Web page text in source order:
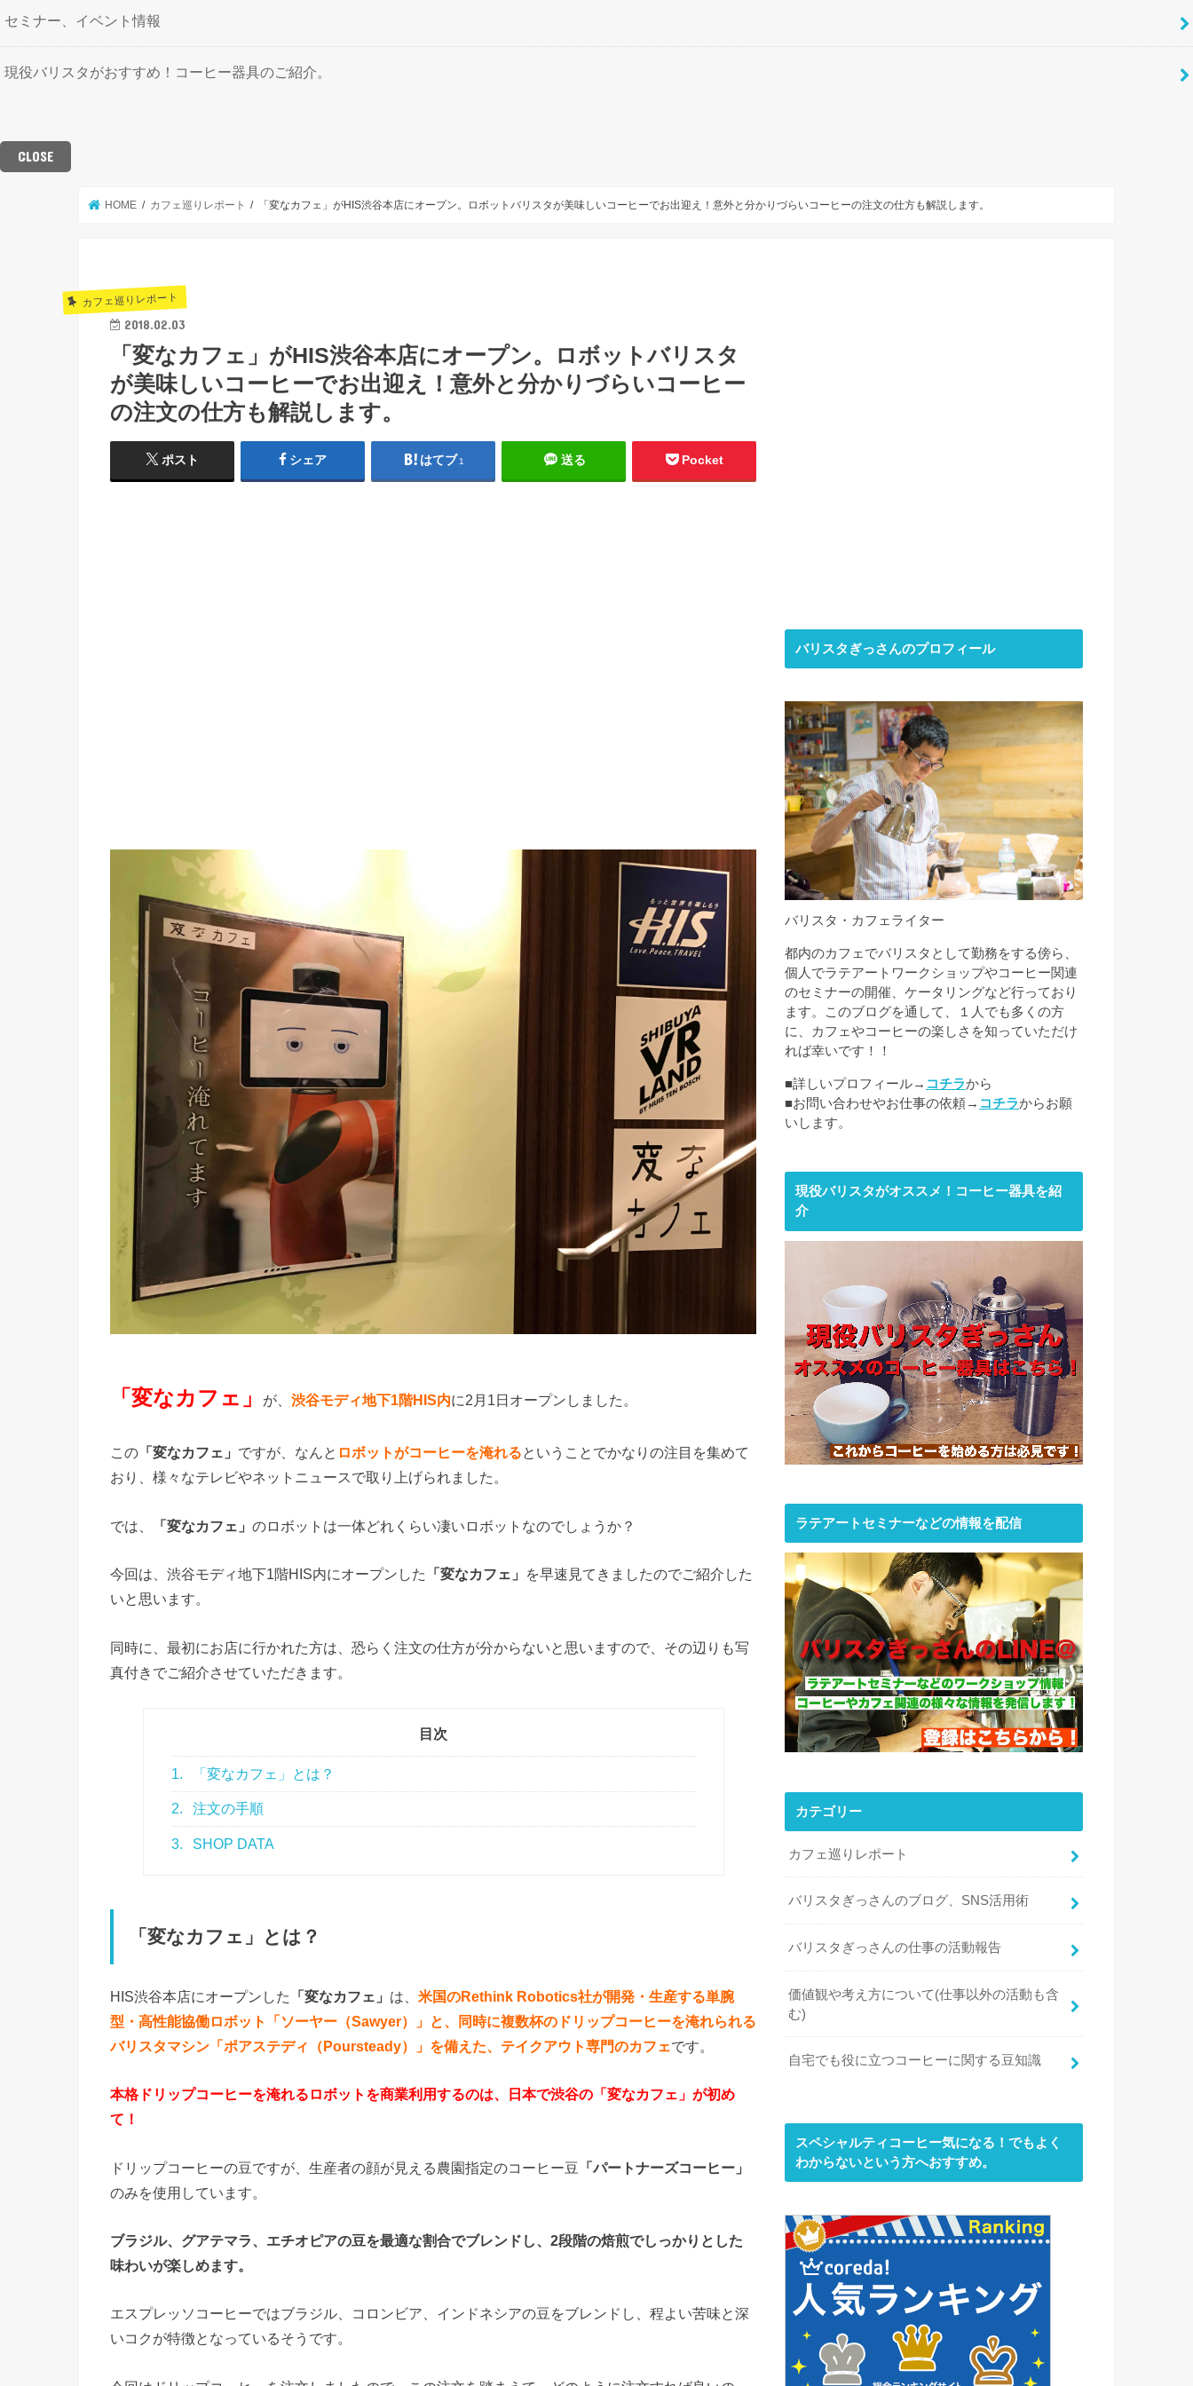
セミナー、イベント情報
現役バリスタがおすすめ！コーヒー器具のご紹介。
CLOSE
HOME カフェ巡りレポート 「変なカフェ」がHIS渋谷本店にオープン。ロボットバリスタが美味しいコーヒーでお出迎え！意外と分かりづらいコーヒーの注文の仕方も解説します。
カフェ巡りレポート
2018.02.03
「変なカフェ」がHIS渋谷本店にオープン。ロボットバリスタ
が美味しいコーヒーでお出迎え！意外と分かりづらいコーヒー
の注文の仕方も解説します。
ポスト シェア はてブ 1 送る Pocket
「変なカフェ」 が、 渋谷モディ地下1階HIS内に2月1日オープンしました。
この 「変なカフェ」 ですが、なんと ロボットがコーヒーを淹れるということでかなりの注目を集めて
おり、様々なテレビやネットニュースで取り上げられました。
では、 「変なカフェ」 のロボットは一体どれくらい凄いロボットなのでしょうか？
今回は、渋谷モディ地下1階HIS内にオープンした 「変なカフェ」
を早速見てきましたのでご紹介した
いと思います。
同時に、最初にお店に行かれた方は、恐らく注文の仕方が分からないと思いますので、その辺りも写
真付きでご紹介させていただきます。
目次
1. 「変なカフェ」とは？
2. 注文の手順
3. SHOP DATA
「変なカフェ」とは？
HIS渋谷本店にオープンした 「変なカフェ」 は、 米国のRethink Robotics社が開発・生産する単腕
型・高性能協働ロボット「ソーヤー（Sawyer）」と、同時に複数杯のドリップコーヒーを淹れられる
バリスタマシン「ポアステディ（Poursteady）」 を備えた、テイクアウト専門のカフェです。
本格ドリップコーヒーを淹れるロボットを商業利用するのは、日本で渋谷の「変なカフェ」が初め
て！
ドリップコーヒーの豆ですが、生産者の顔が見える農園指定のコーヒー豆 「パートナーズコーヒー」
のみを使用しています。
ブラジル、グアテマラ、エチオピアの豆を最適な割合でブレンドし、2段階の焙煎でしっかりとした
味わいが楽しめます。
エスプレッソコーヒーではブラジル、コロンビア、インドネシアの豆をブレンドし、程よい苦味と深
いコクが特徴となっているそうです。
バリスタぎっさんのプロフィール
バリスタ・カフェライター
都内のカフェでバリスタとして勤務をする傍ら、
個人でラテアートワークショップやコーヒー関連
のセミナーの開催、ケータリングなど行っており
ます。このブログを通して、１人でも多くの方
に、カフェやコーヒーの楽しさを知っていただけ
れば幸いです！！
■詳しいプロフィール→ コチラから
■お問い合わせやお仕事の依頼→ コチラからお願
いします。
現役バリスタがオススメ！コーヒー器具を紹
介
ラテアートセミナーなどの情報を配信
カテゴリー
カフェ巡りレポート
バリスタぎっさんのブログ、SNS活用術
バリスタぎっさんの仕事の活動報告
価値観や考え方について(仕事以外の活動も含
む)
自宅でも役に立つコーヒーに関する豆知識
スペシャルティコーヒー気になる！でもよく
わからないという方へおすすめ。